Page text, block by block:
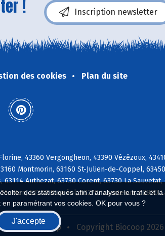
des statistiques afin d'analyser le trafic et
paramétrant vos cookies. OK pour vous ?
J'accepte
! Inscription newsletter
des cookies Plan du site
43360 Vergongheon, 43390 Vézézoux,
Montmorin, 63160 St-Julien-de-Coppel,
Authezat, 63730 Corent, 63730 La Sauvetat,
63270 Busséol, 63270 Isserteaux, 63800
réseau Biocoop Copyright Biocoop 2026